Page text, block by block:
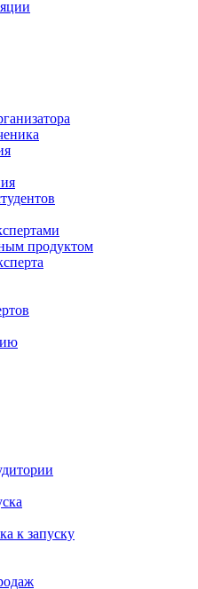
продуктом
к запуску